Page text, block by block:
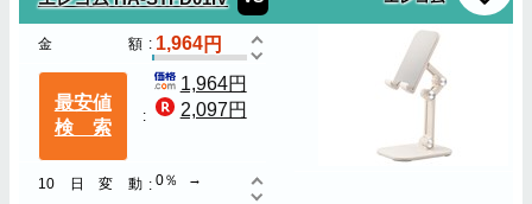
金額 1,964
最安値
検索
1,964円
2,097円
10日変動 0％